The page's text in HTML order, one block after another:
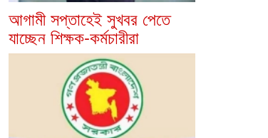
আগামী সপ্তাহেই সুখবর পেতে
যাচ্ছেন শিক্ষক-কর্মচারীরা